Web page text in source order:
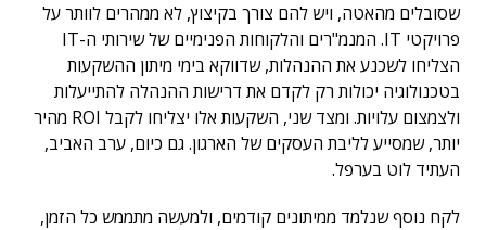
שסובלים מהאטה, ויש להם צורך בקיצוץ, לא ממהרים לוותר על
פרויקטי IT. המנמ"רים והלקוחות הפנימיים של שירותי ה-IT
הצליחו לשכנע את ההנהלות, שדווקא בימי מיתון ההשקעות
בטכנולוגיה יכולות רק לקדם את דרישות ההנהלה להתייעלות
ולצמצום עלויות. ומצד שני, השקעות אלו יצליחו לקבל ROI מהיר
יותר, שמסייע לליבת העסקים של הארגון. גם כיום, ערב האביב,
העתיד לוט בערפל.
לקח נוסף שנלמד ממיתונים קודמים, ולמעשה מתממש כל הזמן,